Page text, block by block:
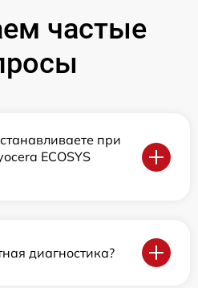
частые
при
ECOSYS
диагностика?